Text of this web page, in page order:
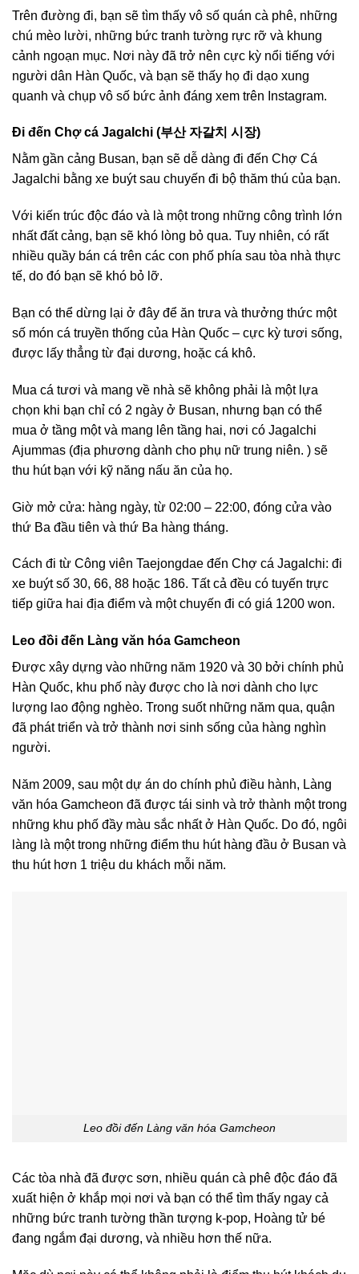
Trên đường đi, bạn sẽ tìm thấy vô số quán cà phê, những
chú mèo lười, những bức tranh tường rực rỡ và khung
cảnh ngoạn mục. Nơi này đã trở nên cực kỳ nổi tiếng với
người dân Hàn Quốc, và bạn sẽ thấy họ đi dạo xung
quanh và chụp vô số bức ảnh đáng xem trên Instagram.
Đi đến Chợ cá Jagalchi (부산 자갈치 시장)
Nằm gần cảng Busan, bạn sẽ dễ dàng đi đến Chợ Cá
Jagalchi bằng xe buýt sau chuyến đi bộ thăm thú của bạn.
Với kiến ​​trúc độc đáo và là một trong những công trình lớn
nhất đất cảng, bạn sẽ khó lòng bỏ qua. Tuy nhiên, có rất
nhiều quầy bán cá trên các con phố phía sau tòa nhà thực
tế, do đó bạn sẽ khó bỏ lỡ.
Bạn có thể dừng lại ở đây để ăn trưa và thưởng thức một
số món cá truyền thống của Hàn Quốc – cực kỳ tươi sống,
được lấy thẳng từ đại dương, hoặc cá khô.
Mua cá tươi và mang về nhà sẽ không phải là một lựa
chọn khi bạn chỉ có 2 ngày ở Busan, nhưng bạn có thể
mua ở tầng một và mang lên tầng hai, nơi có Jagalchi
Ajummas (địa phương dành cho phụ nữ trung niên. ) sẽ
thu hút bạn với kỹ năng nấu ăn của họ.
Giờ mở cửa: hàng ngày, từ 02:00 – 22:00, đóng cửa vào
thứ Ba đầu tiên và thứ Ba hàng tháng.
Cách đi từ Công viên Taejongdae đến Chợ cá Jagalchi: đi
xe buýt số 30, 66, 88 hoặc 186. Tất cả đều có tuyến trực
tiếp giữa hai địa điểm và một chuyến đi có giá 1200 won.
Leo đồi đến Làng văn hóa Gamcheon
Được xây dựng vào những năm 1920 và 30 bởi chính phủ
Hàn Quốc, khu phố này được cho là nơi dành cho lực
lượng lao động nghèo. Trong suốt những năm qua, quận
đã phát triển và trở thành nơi sinh sống của hàng nghìn
người.
Năm 2009, sau một dự án do chính phủ điều hành, Làng
văn hóa Gamcheon đã được tái sinh và trở thành một trong
những khu phố đầy màu sắc nhất ở Hàn Quốc. Do đó, ngôi
làng là một trong những điểm thu hút hàng đầu ở Busan và
thu hút hơn 1 triệu du khách mỗi năm.
Leo đồi đến Làng văn hóa Gamcheon
Các tòa nhà đã được sơn, nhiều quán cà phê độc đáo đã
xuất hiện ở khắp mọi nơi và bạn có thể tìm thấy ngay cả
những bức tranh tường thần tượng k-pop, Hoàng tử bé
đang ngắm đại dương, và nhiều hơn thế nữa.